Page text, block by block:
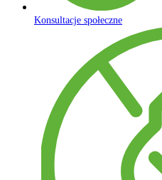
Konsultacje społeczne